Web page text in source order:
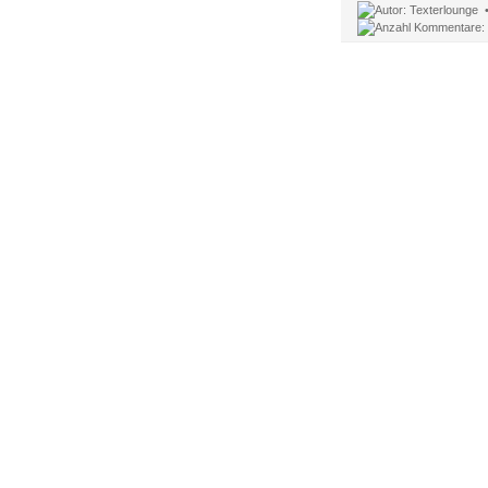
Texterlounge •